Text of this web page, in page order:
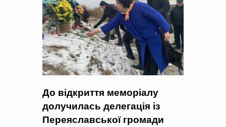
До відкриття меморіалу
долучилась делегація із
Переяславської громади